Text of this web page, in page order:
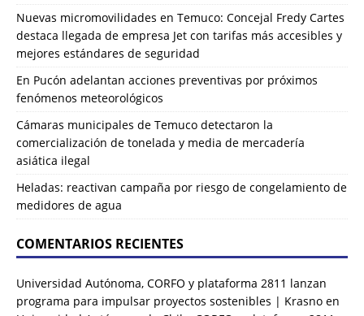
Nuevas micromovilidades en Temuco: Concejal Fredy Cartes
destaca llegada de empresa Jet con tarifas más accesibles y
mejores estándares de seguridad
En Pucón adelantan acciones preventivas por próximos
fenómenos meteorológicos
Cámaras municipales de Temuco detectaron la
comercialización de tonelada y media de mercadería
asiática ilegal
Heladas: reactivan campaña por riesgo de congelamiento de
medidores de agua
COMENTARIOS RECIENTES
Universidad Autónoma, CORFO y plataforma 2811 lanzan
programa para impulsar proyectos sostenibles | Krasno en